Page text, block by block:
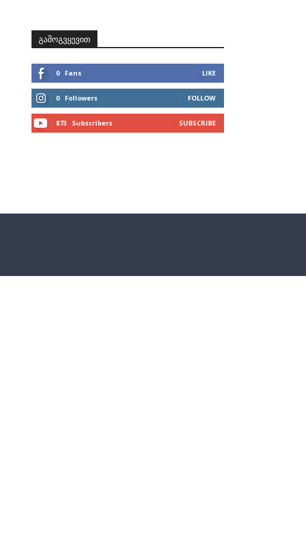
გამოგვყევით
0 Fans LIKE
0 Followers FOLLOW
873 Subscribers SUBSCRIBE